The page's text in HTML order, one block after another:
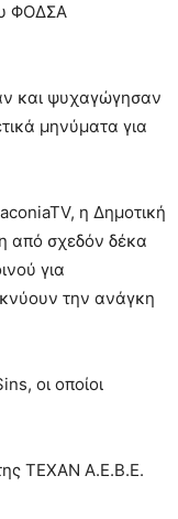
ΦΟΔΣΑ
και ψυχαγώγησαν
μηνύματα για
η Δημοτική
από σχεδόν δέκα
για
την ανάγκη
οι οποίοι
ΤΕΧΑΝ Α.Ε.Β.Ε.